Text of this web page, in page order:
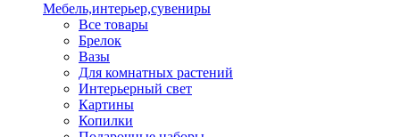
Мебель,интерьер,сувениры
Все товары
Брелок
Вазы
Для комнатных растений
Интерьерный свет
Картины
Копилки